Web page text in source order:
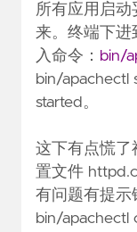
所有应用启动
来。终端下进
入命令： bin/
bin/apachectl
started。
这下有点慌了
置文件
有问题有提示
bin/apachectl